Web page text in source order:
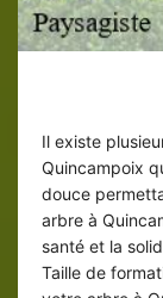
Il existe
Quincampoix
douce
arbre à
santé et la
Taille de